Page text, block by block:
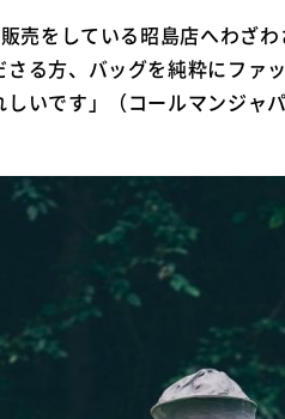
売をしている昭島店へわざ
る方、バッグを純粋にファ
いです」（コールマンジャ